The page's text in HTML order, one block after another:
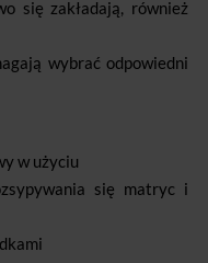
się zakładają, również
wybrać odpowiedni
w użyciu
się matryc i